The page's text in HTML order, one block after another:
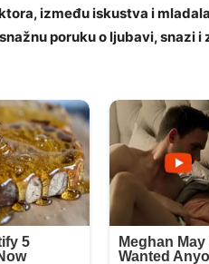
između iskustva i
poruku o ljubavi, snazi i